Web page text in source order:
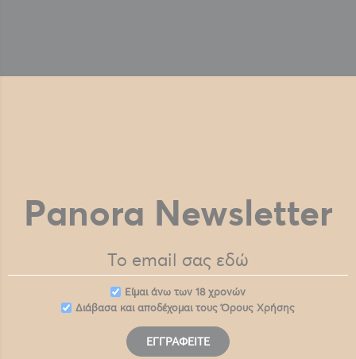
Panora Newsletter
Eίμαι άνω των 18 χρονών
Διάβασα και αποδέχομαι τουςΌρους Χρήσης
ΕΓΓΡΑΦΕΊΤΕ